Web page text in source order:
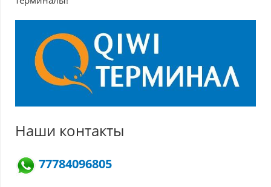
Наши контакты
77784096805